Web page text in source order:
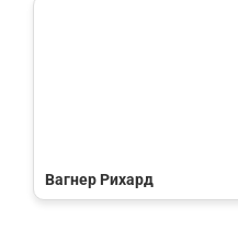
Вагнер Рихард